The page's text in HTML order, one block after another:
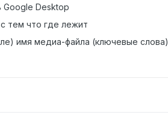
Google Desktop
тем что где лежит
имя медиа-файла (ключевые слова)